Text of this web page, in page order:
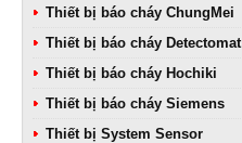
Thiết bị báo cháy ChungMei
Thiết bị báo cháy Detectomat
Thiết bị báo cháy Hochiki
Thiết bị báo cháy Siemens
Thiết bị System Sensor